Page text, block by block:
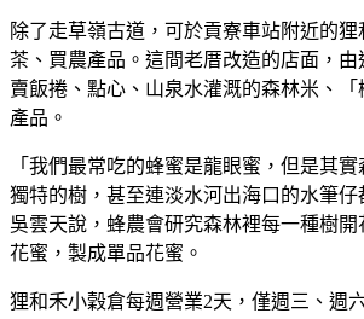
除了走草嶺古道，可於貢寮車站附近的
茶、買農產品。這間老厝改造的店面，
賣飯捲、點心、山泉水灌溉的森林米、
產品。
「我們最常吃的蜂蜜是龍眼蜜，但是其
獨特的樹，甚至連淡水河出海口的水筆仔
吳雲天說，蜂農會研究森林裡每一種樹
花蜜，製成單品花蜜。
狸和禾小穀倉每週營業2天，僅週三、週